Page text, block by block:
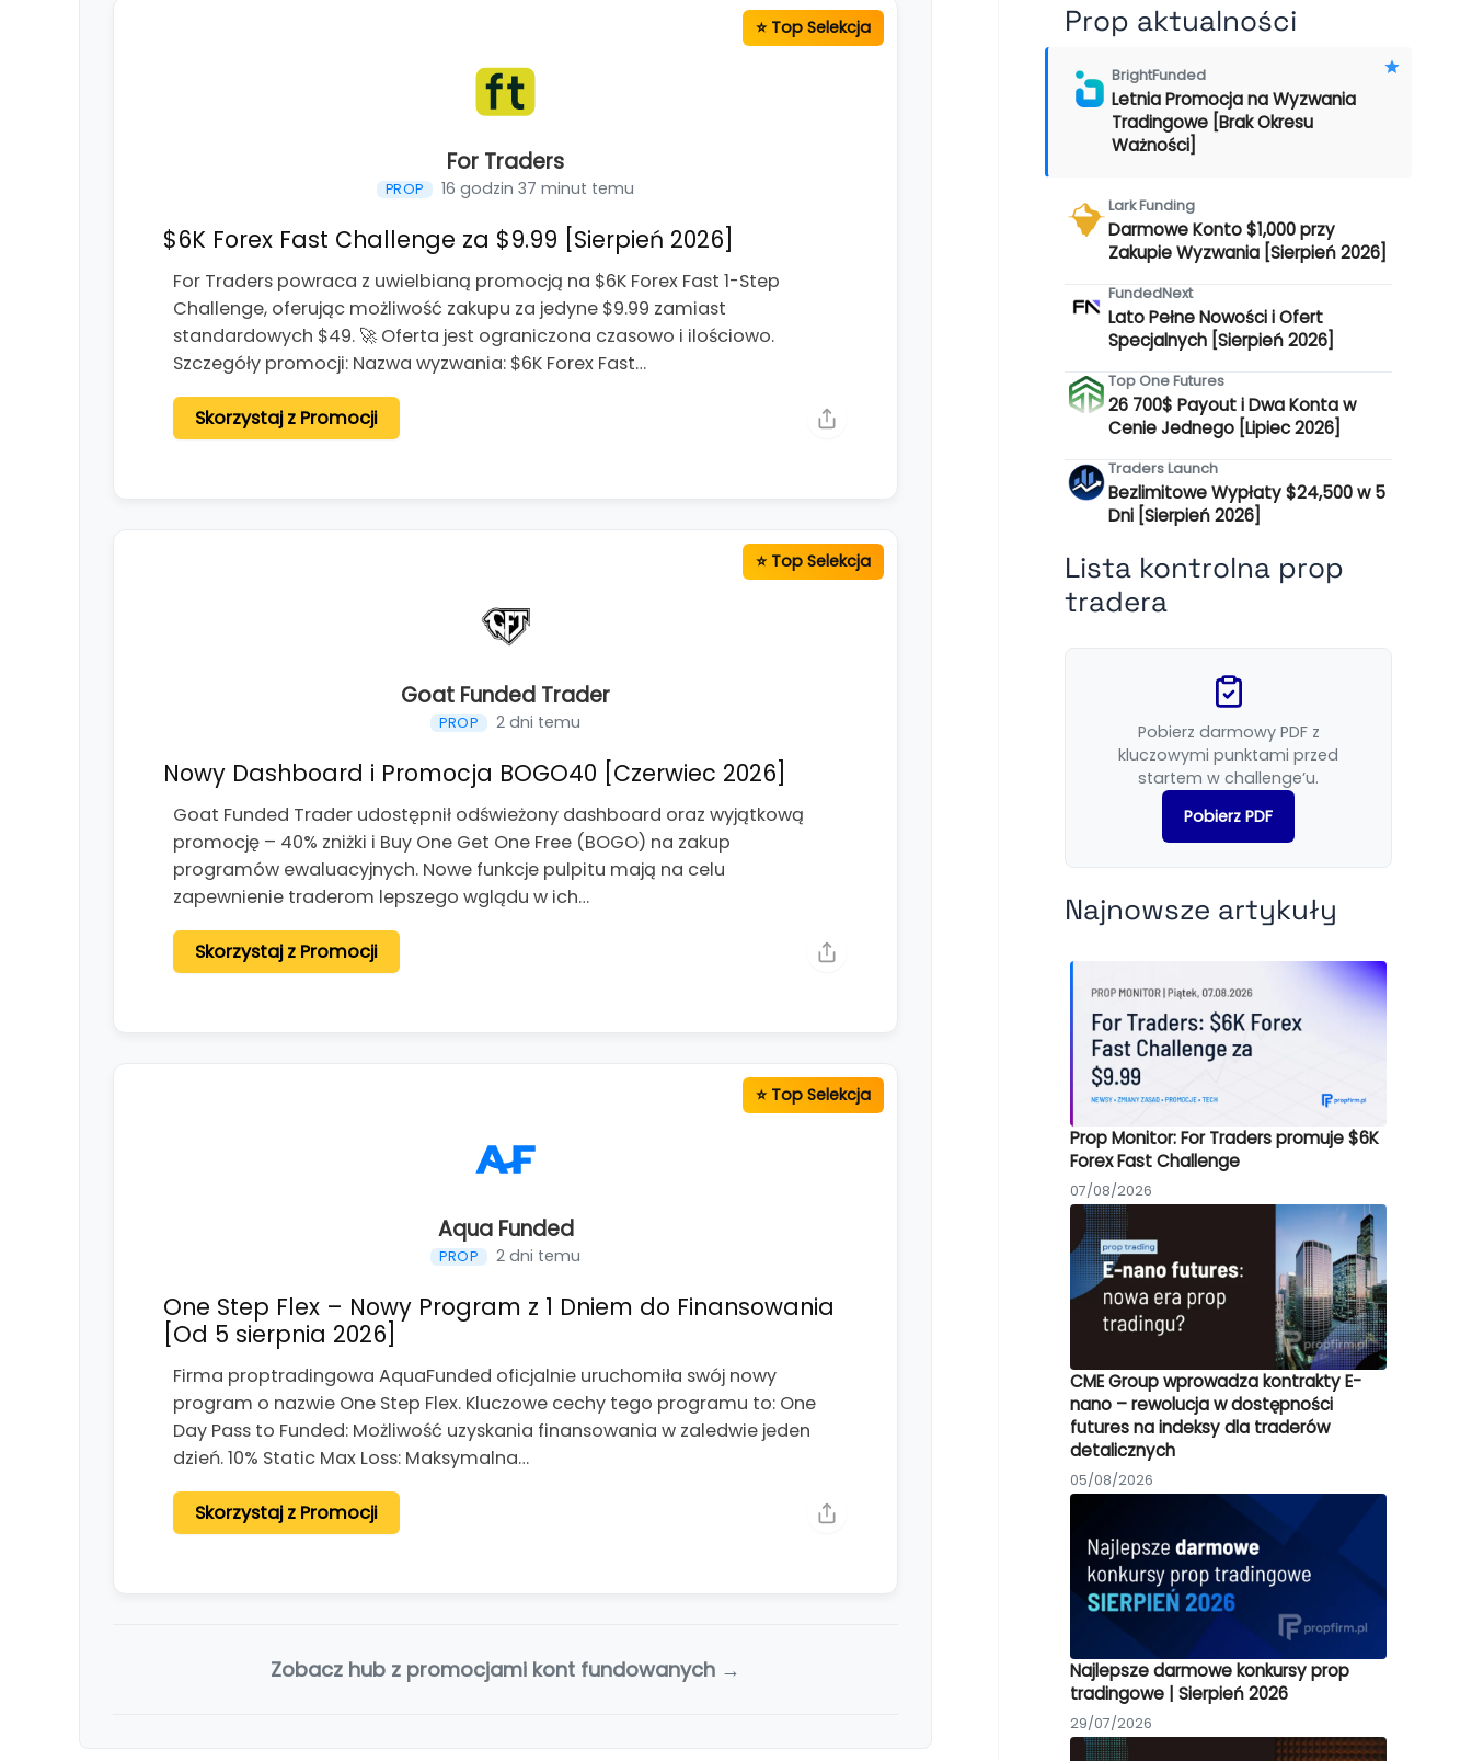
For Traders
PROP 16 godzin 37 minut temu
$6K Forex Fast Challenge za $9.99 [Sierpień 2026]
For Traders powraca z uwielbianą promocją na $6K Forex Fast 1-Step
Challenge, oferując możliwość zakupu za jedyne $9.99 zamiast
standardowych $49. 🚀 Oferta jest ograniczona czasowo i ilościowo.
Szczegóły promocji: Nazwa wyzwania: $6K Forex Fast…
Skorzystaj z Promocji
Goat Funded Trader
PROP 2 dni temu
Nowy Dashboard i Promocja BOGO40 [Czerwiec 2026]
Goat Funded Trader udostępnił odświeżony dashboard oraz wyjątkową
promocję – 40% zniżki i Buy One Get One Free (BOGO) na zakup
programów ewaluacyjnych. Nowe funkcje pulpitu mają na celu
zapewnienie traderom lepszego wglądu w ich…
Skorzystaj z Promocji
Aqua Funded
PROP 2 dni temu
One Step Flex – Nowy Program z 1 Dniem do Finansowania
[Od 5 sierpnia 2026]
Firma proptradingowa AquaFunded oficjalnie uruchomiła swój nowy
program o nazwie One Step Flex. Kluczowe cechy tego programu to: One
Day Pass to Funded: Możliwość uzyskania finansowania w zaledwie jeden
dzień. 10% Static Max Loss: Maksymalna…
Skorzystaj z Promocji
Zobacz hub z promocjami kont fundowanych →
Prop aktualności
BrightFunded
Letnia Promocja na Wyzwania
Tradingowe [Brak Okresu
Ważności]
Lark Funding
Darmowe Konto $1,000 przy
Zakupie Wyzwania [Sierpień 2026]
FundedNext
Lato Pełne Nowości i Ofert
Specjalnych [Sierpień 2026]
Top One Futures
26 700$ Payout i Dwa Konta w
Cenie Jednego [Lipiec 2026]
Traders Launch
Bezlimitowe Wypłaty $24,500 w 5
Dni [Sierpień 2026]
Lista kontrolna prop
tradera
Pobierz darmowy PDF z
kluczowymi punktami przed
startem w challenge’u.
Pobierz PDF
Najnowsze artykuły
Prop Monitor: For Traders promuje $6K
Forex Fast Challenge
07/08/2026
CME Group wprowadza kontrakty E-
nano – rewolucja w dostępności
futures na indeksy dla traderów
detalicznych
05/08/2026
Najlepsze darmowe konkursy prop
tradingowe | Sierpień 2026
29/07/2026